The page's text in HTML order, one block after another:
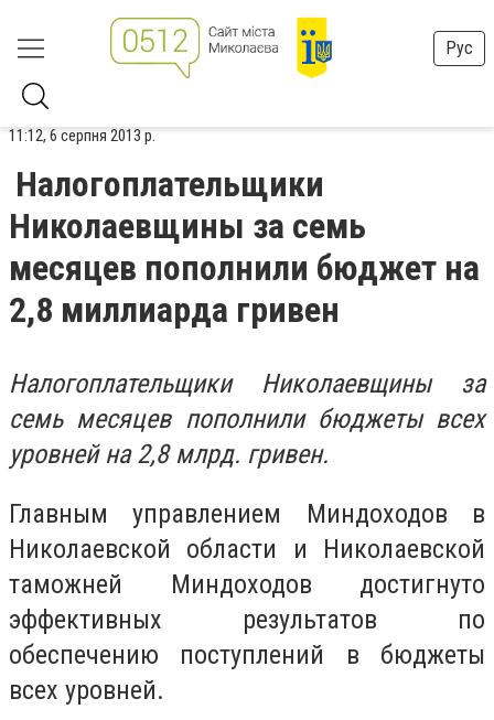
Рус
11:12, 6 серпня 2013 р.
Налогоплательщики
Николаевщины за семь
месяцев пополнили бюджет на
2,8 миллиарда гривен
Налогоплательщики Николаевщины за
семь месяцевпополнили бюджеты всех
уровней на 2,8 млрд. гривен.
Главным управлением Миндоходов в
Николаевской области и Николаевской
таможней Миндоходов достигнуто
эффективных результатов по
обеспечению поступлений в бюджеты
всех уровней.